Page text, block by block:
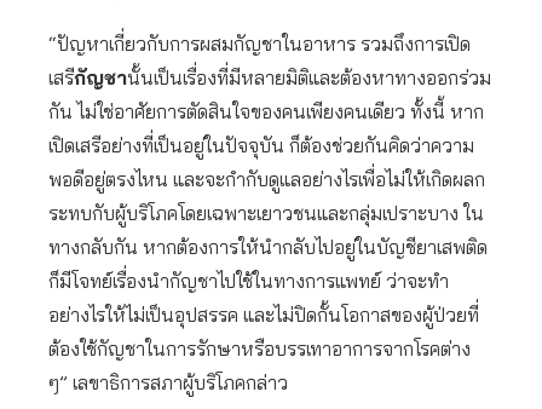
“ปัญหาเกี่ยวกับการผสมกัญชาในอาหาร รวมถึงการเปิด
เสรีกัญชานั้นเป็นเรื่องที่มีหลายมิติและต้องหาทางออกร่วม
กัน ไม่ใช่อาศัยการตัดสินใจของคนเพียงคนเดียว ทั้งนี้ หาก
เปิดเสรีอย่างที่เป็นอยู่ในปัจจุบัน ก็ต้องช่วยกันคิดว่าความ
พอดีอยู่ตรงไหน และจะกำกับดูแลอย่างไรเพื่อไม่ให้เกิดผลก
ระทบกับผู้บริโภคโดยเฉพาะเยาวชนและกลุ่มเปราะบาง ใน
ทางกลับกัน หากต้องการให้นำกลับไปอยู่ในบัญชียาเสพติด
ก็มีโจทย์เรื่องนำกัญชาไปใช้ในทางการแพทย์ ว่าจะทำ
อย่างไรให้ไม่เป็นอุปสรรค และไม่ปิดกั้นโอกาสของผู้ป่วยที่
ต้องใช้กัญชาในการรักษาหรือบรรเทาอาการจากโรคต่าง
ๆ” เลขาธิการสภาผู้บริโภคกล่าว